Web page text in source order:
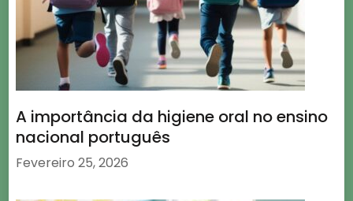
A importância da higiene oral no ensino
nacional português
Fevereiro 25, 2026